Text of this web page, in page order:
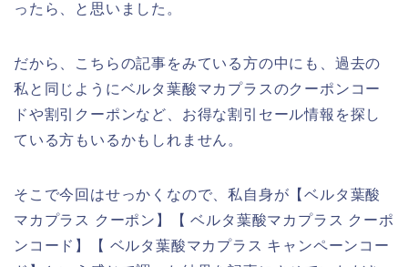
ったら、と思いました。
だから、こちらの記事をみている方の中にも、過去の
私と同じようにベルタ葉酸マカプラスのクーポンコー
ドや割引クーポンなど、お得な割引セール情報を探し
ている方もいるかもしれません。
そこで今回はせっかくなので、私自身が【ベルタ葉酸
マカプラス クーポン】【 ベルタ葉酸マカプラス クーポ
ンコード】【 ベルタ葉酸マカプラス キャンペーンコー